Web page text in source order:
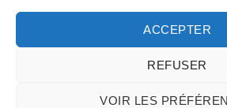
ACCEPTER
REFUSER
VOIR LES